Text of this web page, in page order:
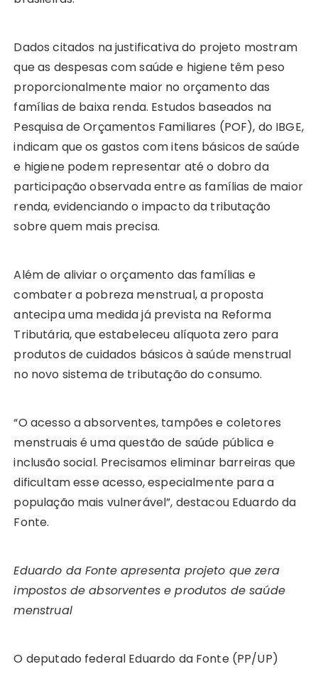
Dados citados na justificativa do projeto mostram
que as despesas com saúde e higiene têm peso
proporcionalmente maior no orçamento das
famílias de baixa renda. Estudos baseados na
Pesquisa de Orçamentos Familiares (POF), do IBGE,
indicam que os gastos com itens básicos de saúde
e higiene podem representar até o dobro da
participação observada entre as famílias de maior
renda, evidenciando o impacto da tributação
sobre quem mais precisa.
Além de aliviar o orçamento das famílias e
combater a pobreza menstrual, a proposta
antecipa uma medida já prevista na Reforma
Tributária, que estabeleceu alíquota zero para
produtos de cuidados básicos à saúde menstrual
no novo sistema de tributação do consumo.
“O acesso a absorventes, tampões e coletores
menstruais é uma questão de saúde pública e
inclusão social. Precisamos eliminar barreiras que
dificultam esse acesso, especialmente para a
população mais vulnerável”, destacou Eduardo da
Fonte.
Eduardo da Fonte apresenta projeto que zera
impostos de absorventes e produtos de saúde
menstrual
O deputado federal Eduardo da Fonte (PP/UP)